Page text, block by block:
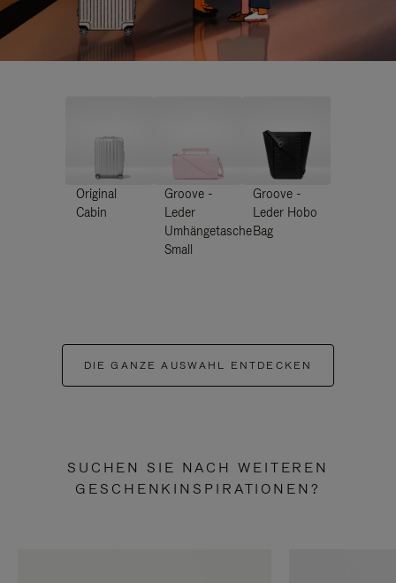
Original
Cabin
Groove -
Leder
Umhängetasche
Small
Groove -
Leder Hobo
Bag
DIE GANZE AUSWAHL ENTDECKEN
SUCHEN SIE NACH WEITEREN
GESCHENKINSPIRATIONEN?